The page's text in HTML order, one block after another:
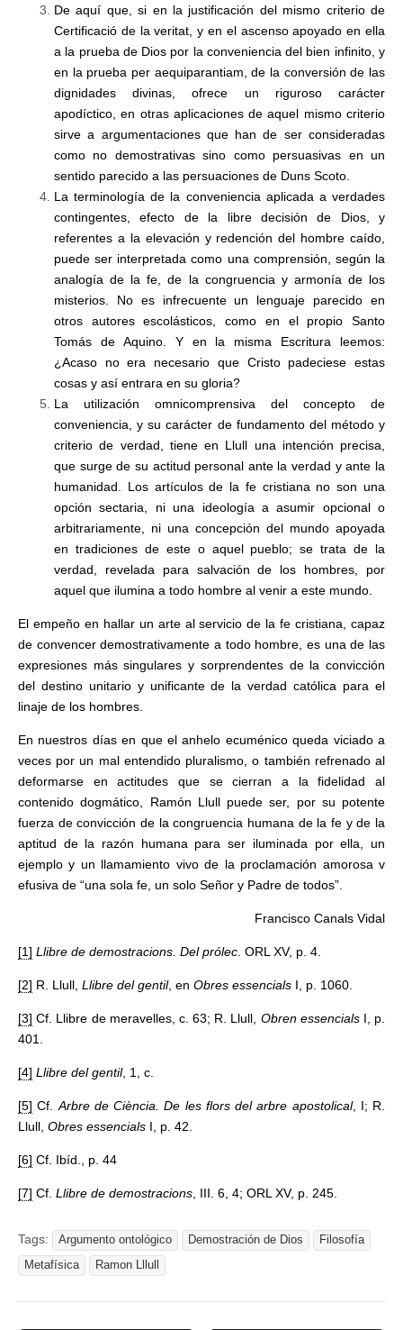
De aquí que, si en la justificación del mismo criterio de
Certificació de la veritat, y en el ascenso apoyado en ella
a la prueba de Dios por la conveniencia del bien infinito, y
en la prueba per aequiparantiam, de la conversión de las
dignidades divinas, ofrece un riguroso carácter
apodíctico, en otras aplicaciones de aquel mismo criterio
sirve a argumentaciones que han de ser consideradas
como no demostrativas sino como persuasivas en un
sentido parecido a las persuaciones de Duns Scoto.
La terminología de la conveniencia aplicada a verdades
contingentes, efecto de la libre decisión de Dios, y
referentes a la elevación y redención del hombre caído,
puede ser interpretada como una comprensión, según la
analogía de la fe, de la congruencia y armonía de los
misterios. No es infrecuente un lenguaje parecido en
otros autores escolásticos, como en el propio Santo
Tomás de Aquino. Y en la misma Escritura leemos:
¿Acaso no era necesario que Cristo padeciese estas
cosas y así entrara en su gloria?
La utilización omnicomprensiva del concepto de
conveniencia, y su carácter de fundamento del método y
criterio de verdad, tiene en Llull una intención precisa,
que surge de su actitud personal ante la verdad y ante la
humanidad. Los artículos de la fe cristiana no son una
opción sectaria, ni una ideología a asumir opcional o
arbitrariamente, ni una concepción del mundo apoyada
en tradiciones de este o aquel pueblo; se trata de la
verdad, revelada para salvación de los hombres, por
aquel que ilumina a todo hombre al venir a este mundo.
El empeño en hallar un arte al servicio de la fe cristiana, capaz
de convencer demostrativamente a todo hombre, es una de las
expresiones más singulares y sorprendentes de la convicción
del destino unitario y unificante de la verdad católica para el
linaje de los hombres.
En nuestros días en que el anhelo ecuménico queda viciado a
veces por un mal entendido pluralismo, o también refrenado al
deformarse en actitudes que se cierran a la fidelidad al
contenido dogmático, Ramón Llull puede ser, por su potente
fuerza de convicción de la congruencia humana de la fe y de la
aptitud de la razón humana para ser iluminada por ella, un
ejemplo y un llamamiento vivo de la proclamación amorosa v
efusiva de “una sola fe, un solo Señor y Padre de todos”.
Francisco Canals Vidal
[1] Llibre de demostracions. Del prólec . ORL XV, p. 4.
[2] R. Llull, Llibre del gentil, en Obres essencials I, p. 1060.
[3] Cf. Llibre de meravelles, c. 63; R. Llull, Obren essencialsI, p.
401.
[4] Llibre del gentil, 1, c.
[5] Cf. Arbre de Ciència. De les flors del arbre apostolical, I; R.
Llull, Obres essencials I, p. 42.
[6] Cf. Ibíd., p. 44
[7] Cf. Llibre de demostracions , III. 6, 4; ORL XV, p. 245.
Tags: Argumento ontológico Demostración de Dios
Filosofía
Metafísica
Ramon Lllull